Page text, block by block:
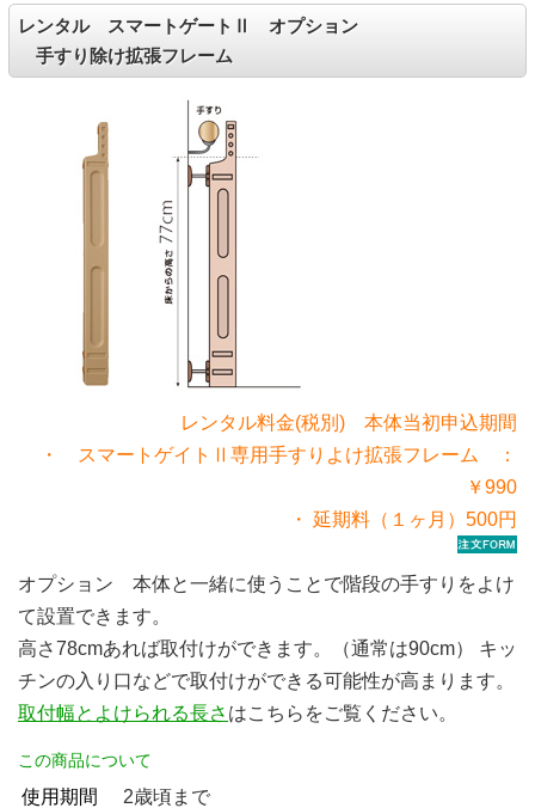
レンタル スマートゲートⅡ オプション
手すり除け拡張フレーム
レンタル料金(税別) 本体当初申込期間
・ スマートゲイトⅡ専用手すりよけ拡張フレーム ：
￥990
・ 延期料（１ヶ月）500円
オプション 本体と一緒に使うことで階段の手すりをよけ
て設置できます。
高さ78cmあれば取付けができます。（通常は90cm） キッ
チンの入り口などで取付けができる可能性が高まります。
取付幅とよけられる長さ はこちらをご覧ください。
この商品について
使用期間 2歳頃まで